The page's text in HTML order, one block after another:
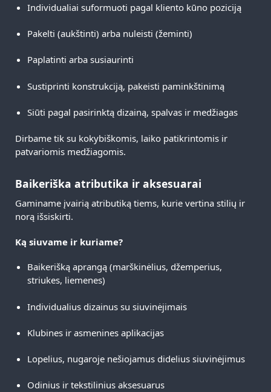
Individualiai suformuoti pagal kliento kūno poziciją
Pakelti (aukštinti) arba nuleisti (žeminti)
Paplatinti arba susiaurinti
Sustiprinti konstrukciją, pakeisti paminkštinimą
Siūti pagal pasirinktą dizainą, spalvas ir medžiagas
Dirbame tik su kokybiškomis, laiko patikrintomis ir
patvariomis medžiagomis.
Baikeriška atributika ir aksesuarai
Gaminame įvairią atributiką tiems, kurie vertina stilių ir
norą išsiskirti.
Ką siuvame ir kuriame?
Baikerišką aprangą (marškinėlius, džemperius,
striukes, liemenes)
Individualius dizainus su siuvinėjimais
Klubines ir asmenines aplikacijas
Lopelius, nugaroje nešiojamus didelius siuvinėjimus
Odinius ir tekstilinius aksesuarus